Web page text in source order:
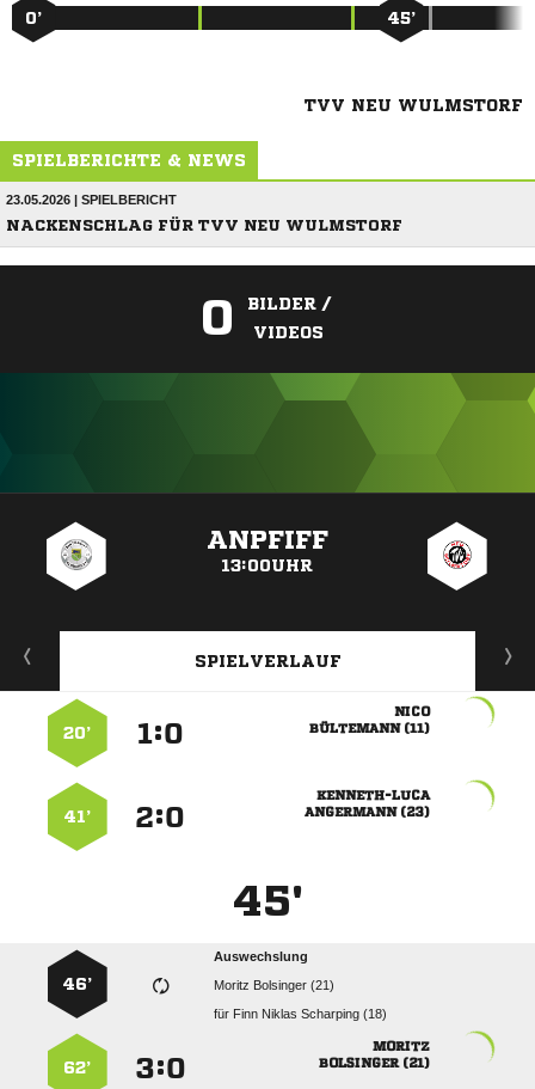
0’ 45’
TVV NEU WULMSTORF
SPIELBERICHTE & NEWS
23.05.2026 | SPIELBERICHT
NACKENSCHLAG FÜR TVV NEU WULMSTORF
0
BILDER /
VIDEOS
ANPFIFF
13:00UHR
SPIELVERLAUF

 
:
20’

 
:
41’
45'
Auswechslung
  
für    
46’

 
:
62’